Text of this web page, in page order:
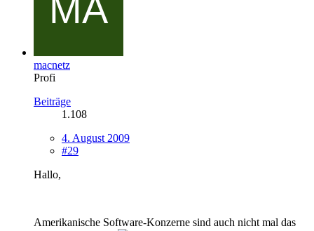
macnetz
Profi
Beiträge
1.108
4. August 2009
#29
Hallo,
Amerikanische Software-Konzerne sind auch nicht mal das